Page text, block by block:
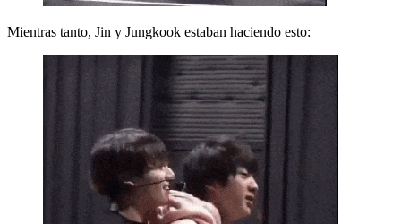
Mientras tanto, Jin y Jungkook estaban haciendo esto: